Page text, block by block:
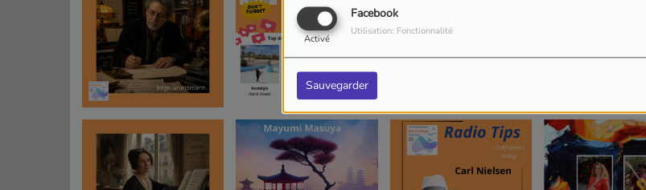
Facebook
Activé
Utilisation: Fonctionnalité
Sauvegarder